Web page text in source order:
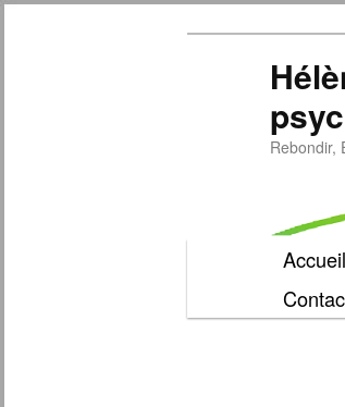
Rebondir,
Aller
au
Accueil